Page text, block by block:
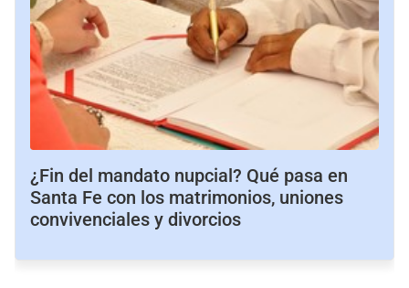
¿Fin del mandato nupcial? Qué pasa en
Santa Fe con los matrimonios, uniones
convivenciales y divorcios